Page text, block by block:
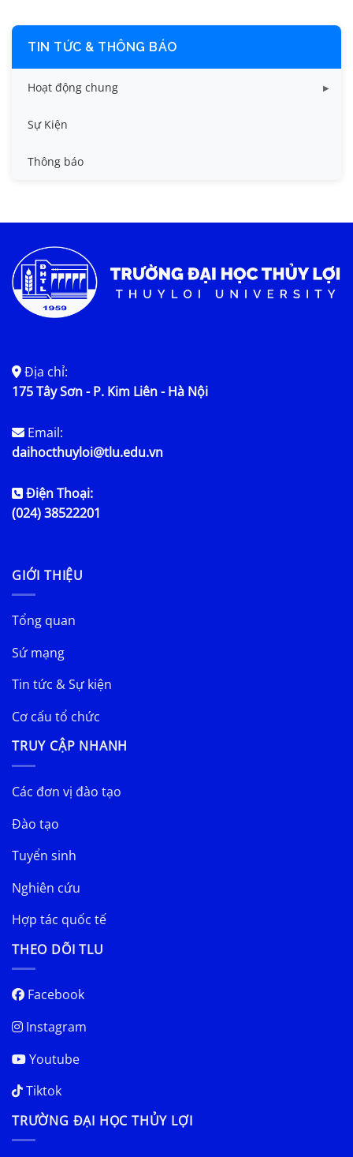
TIN TỨC & THÔNG BÁO
Hoạt động chung
Tin công tác sinh viên
Tin đào tạo
Tin tức chung
Sự Kiện
Thông báo
Địa chỉ:
175 Tây Sơn - P. Kim Liên - Hà Nội
Email:
daihocthuyloi@tlu.edu.vn
Điện Thoại:
(024) 38522201
GIỚI THIỆU
Tổng quan
Sứ mạng
Tin tức & Sự kiện
Cơ cấu tổ chức
TRUY CẬP NHANH
Các đơn vị đào tạo
Đào tạo
Tuyển sinh
Nghiên cứu
Hợp tác quốc tế
THEO DÕI TLU
Facebook
Instagram
Youtube
Tiktok
TRƯỜNG ĐẠI HỌC THỦY LỢI